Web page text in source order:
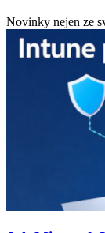
Novinky nejen ze